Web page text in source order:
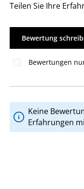
Teilen Sie Ihre
Bewertung
Bewertungen
Keine
Erfahrungen